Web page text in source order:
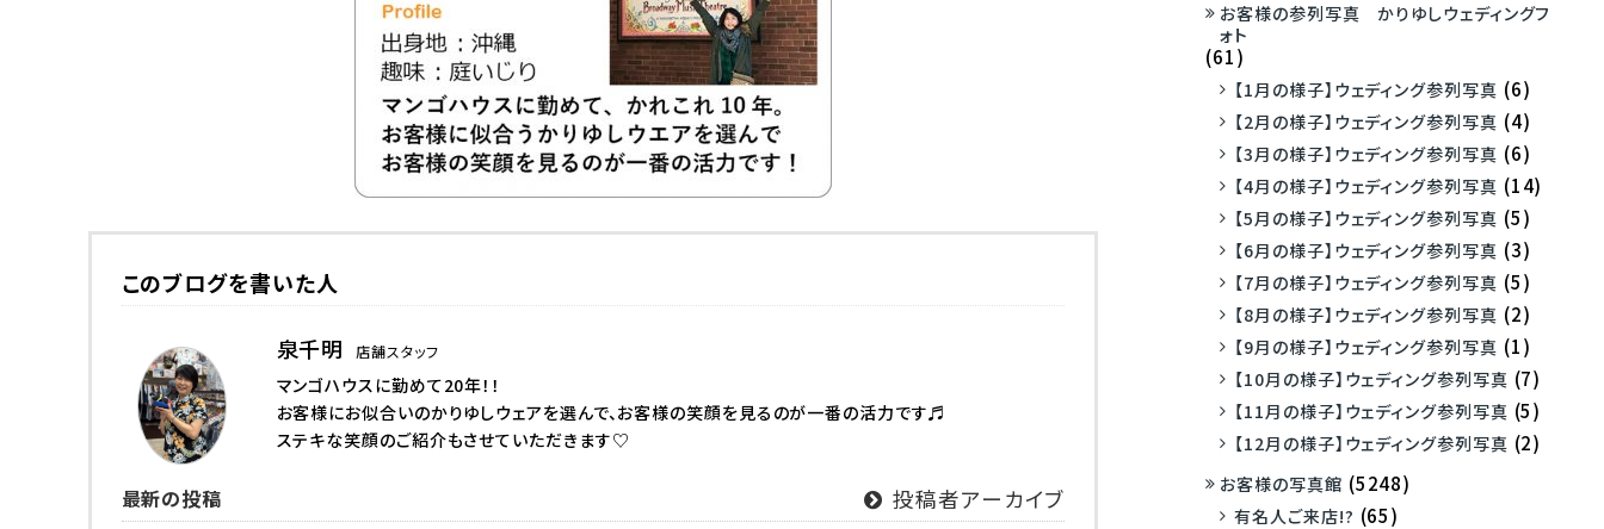
このブログを書いた人
泉千明 店舗スタッフ
マンゴハウスに勤めて20年！！
お客様にお似合いのかりゆしウェアを選んで、お客様の笑顔を見るのが一番の活力です♬
ステキな笑顔のご紹介もさせていただきます♡
最新の投稿 投稿者アーカイブ
お客様の参列写真 かりゆしウェディングフ
ォト
(61)
【1月の様子】ウェディング参列写真 (6)
【2月の様子】ウェディング参列写真 (4)
【3月の様子】ウェディング参列写真 (6)
【4月の様子】ウェディング参列写真 (14)
【5月の様子】ウェディング参列写真 (5)
【6月の様子】ウェディング参列写真 (3)
【7月の様子】ウェディング参列写真 (5)
【8月の様子】ウェディング参列写真 (2)
【9月の様子】ウェディング参列写真 (1)
【10月の様子】ウェディング参列写真 (7)
【11月の様子】ウェディング参列写真 (5)
【12月の様子】ウェディング参列写真 (2)
お客様の写真館 (5248)
有名人ご来店!? (65)